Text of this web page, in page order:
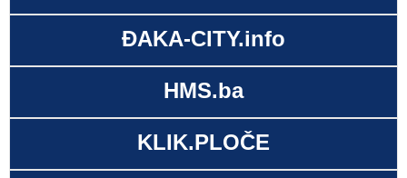
ĐAKA-CITY.info
HMS.ba
KLIK.PLOČE